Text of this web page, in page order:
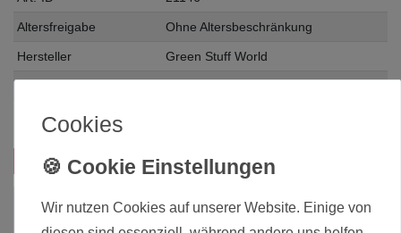
Altersfreigabe Ohne Altersbeschränkung
Hersteller Green Stuff World
Inhalt
Das passt zu diesem Produkt:
Cookies
Wir nutzen Cookies auf unserer Website. Einige von